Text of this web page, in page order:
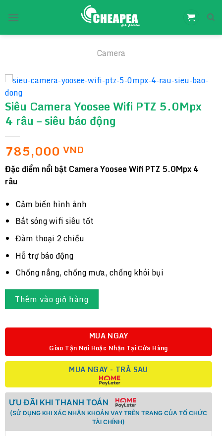
đến
Camera
Siêu Camera Yoosee Wifi PTZ 5.0Mpx
4 râu – siêu báo động
785,000 VND
Đặc điểm nổi bật Camera Yoosee Wifi PTZ 5.0Mpx 4
râu
Cảm biến hình ảnh
Bắt sóng wifi siêu tốt
Đàm thoại 2 chiều
Hỗ trợ báo động
Chống nắng, chống mưa, chống khói bụi
Thêm vào giỏ hàng
MUA NGAY
Giao Tận Nơi Hoặc Nhận Tại Cửa Hàng
MUA NGAY - TRẢ SAU
ƯU ĐÃI KHI THANH TOÁN
(SỬ DỤNG KHI XÁC NHẬN KHOẢN VAY TRÊN TRANG CỦA TỔ CHỨC
TÀI CHÍNH)